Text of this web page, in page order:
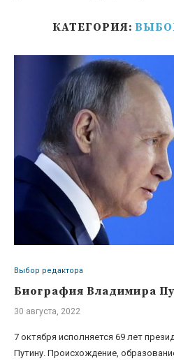
КАТЕГОРИЯ:
Выбор редактора
Биография Владимира
30 августа, 2022
7 октября исполняется 69 лет
Путину. Происхождение,